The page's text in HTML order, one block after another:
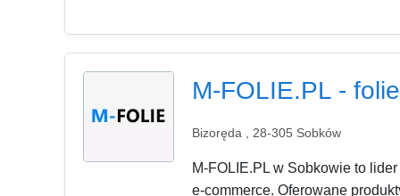
M-FOLIE.PL -
Bizoręda , 28-305 Sobków
M-FOLIE.PL w Sobkowie to
e-commerce. Oferowane